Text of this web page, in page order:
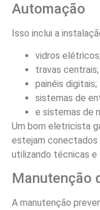
Automação
Isso inclui a
vidros elétricos;
travas centrais;
painéis digitais;
sistemas de
e sistemas de
Um bom eletricista
estejam conectados
utilizando técnicas
Manutenção
A manutenção